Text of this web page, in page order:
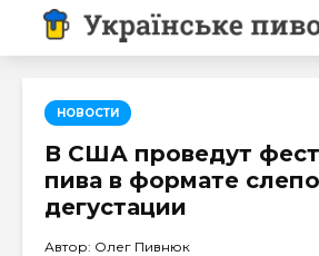
НОВОСТИ
В США проведут
пива в формате
дегустации
Автор: Олег Пивнюк